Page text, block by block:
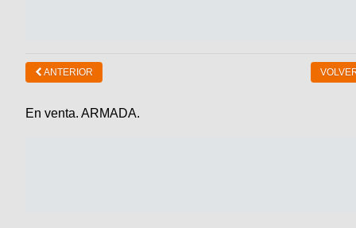
ANTERIOR
En venta. ARMADA.